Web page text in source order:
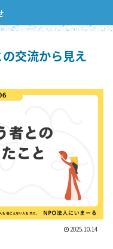
交流から見え
2025.10.14